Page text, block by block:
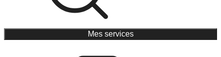
Mes services